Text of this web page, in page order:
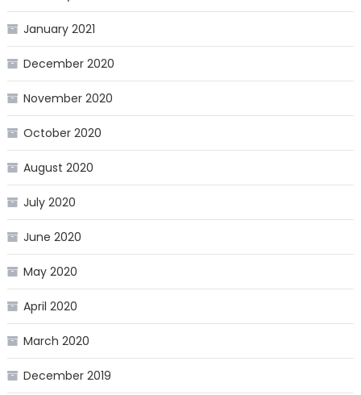
January 2021
December 2020
November 2020
October 2020
August 2020
July 2020
June 2020
May 2020
April 2020
March 2020
December 2019